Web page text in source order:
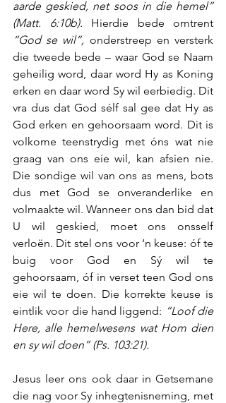
aarde geskied, net soos in die hemel”
(Matt. 6:10b).
“God se wil”, onderstreep en versterk
die tweede bede – waar God se Naam
geheilig word, daar word Hy as Koning
erken en daar word Sy wil eerbiedig. Dit
vra dus dat God sélf sal gee dat Hy as
God erken en gehoorsaam word. Dit is
volkome teenstrydig met óns wat nie
graag van ons eie wil, kan afsien nie.
Die sondige wil van ons as mens, bots
dus met God se onveranderlike en
volmaakte wil. Wanneer ons dan bid dat
U wil geskied, moet ons onsself
verloën. Dit stel ons voor ‘n keuse: óf te
buig voor God en Sý wil te
gehoorsaam, óf in verset teen God ons
eie wil te doen. Die korrekte keuse is
eintlik voor die hand liggend: “Loof die
Here, alle hemelwesens wat Hom dien
en sy wil doen” (Ps. 103:21).
Jesus leer ons ook daar in Getsemane
die nag voor Sy inhegtenisneming, met